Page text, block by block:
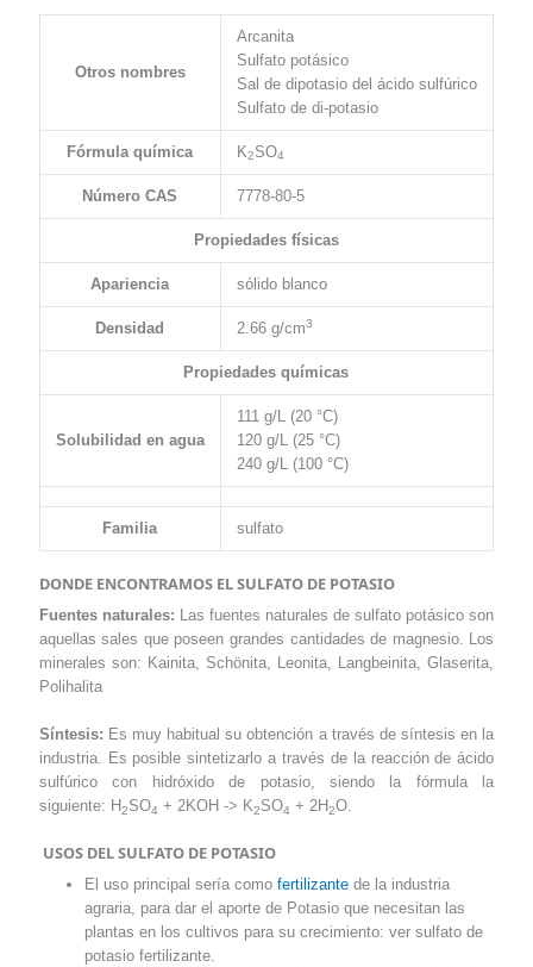
Otros nombres
Arcanita
Sulfato potásico
Sal de dipotasio del ácido sulfúrico
Sulfato de di-potasio
Fórmula química K2SO4
Número CAS 7778-80-5
Propiedades físicas
Apariencia sólido blanco
Densidad 2.66 g/cm3
Propiedades químicas
Solubilidad en agua
111 g/L (20 °C)
120 g/L (25 °C)
240 g/L (100 °C)
Familia sulfato
DONDE ENCONTRAMOS EL SULFATO DE POTASIO
Fuentes naturales: Las fuentes naturales de sulfato potásico son
aquellas sales que poseen grandes cantidades de magnesio. Los
minerales son: Kainita, Schönita, Leonita, Langbeinita, Glaserita,
Polihalita
Síntesis: Es muy habitual su obtención a través de síntesis en la
industria. Es posible sintetizarlo a través de la reacción de ácido
sulfúrico con hidróxido de potasio, siendo la fórmula la
siguiente: H2SO4 + 2KOH -> K2SO4 + 2H2O.
USOS DEL SULFATO DE POTASIO
El uso principal sería comofertilizante de la industria
agraria, para dar el aporte de Potasio que necesitan las
plantas en los cultivos para su crecimiento: ver sulfato de
potasio fertilizante.